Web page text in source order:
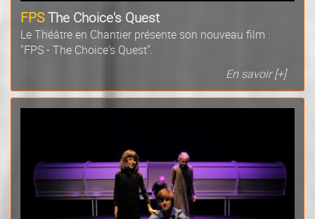
FPSThe Choice's Quest
Le Théâtre en Chantier présente son nouveau film :
"FPS - The Choice's Quest".
En savoir [+]